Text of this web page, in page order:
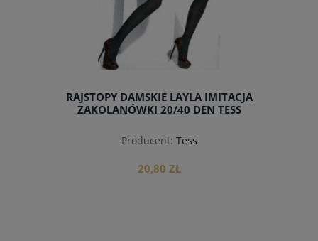
RAJSTOPY DAMSKIE LAYLA IMITACJA
ZAKOLANÓWKI 20/40 DEN TESS
Producent: Tess
20,80 ZŁ